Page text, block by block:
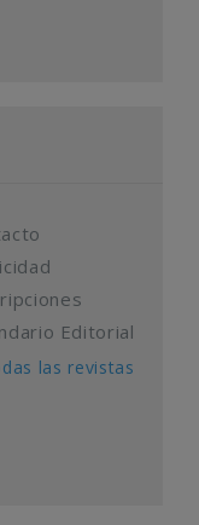
Editorial
las revistas